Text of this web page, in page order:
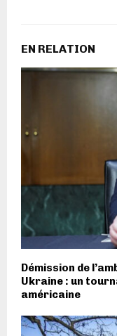
EN RELATION
Démission de
Ukraine : un
américaine